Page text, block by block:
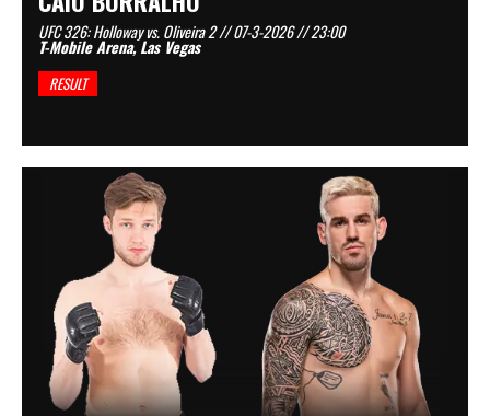
UFC 326: Holloway vs. Oliveira 2 // 07-3-2026 // 23:00
T-Mobile Arena, Las Vegas
RESULT